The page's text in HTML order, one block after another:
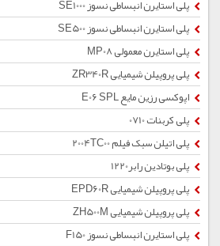
پلی استایرن انبساطی نسوز SE1000
پلی استایرن انبساطی نسوز SE500
پلی استایرن معمولی MP08
پلی پروپیلن شیمیایی ZR340R
اپوکسی رزین مایع E06 SPL
پلی کربنات 0710
پلی اتیلن سبک فیلم 2004TC00
پلی بوتادین رابر1220
پلی پروپیلن شیمیایی EPD60R
پلی پروپیلن شیمیایی ZH500M
پلی استایرن انبساطی نسوز F150